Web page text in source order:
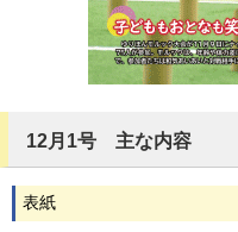
12月1号 主な内容
表紙